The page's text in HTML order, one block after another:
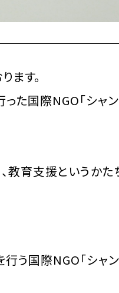
ます。
た国際NGO「シャ
教育支援というかた
う国際NGO「シャ